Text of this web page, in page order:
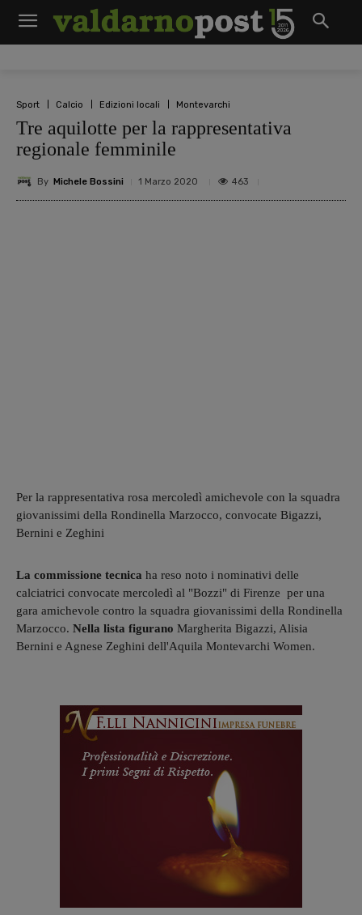
Sport Calcio Edizioni locali Montevarchi
Tre aquilotte per la rappresentativa
regionale femminile
By Michele Bossini 1 Marzo 2020 463
Per la rappresentativa rosa mercoledì amichevole con la squadra
giovanissimi della Rondinella Marzocco, convocate Bigazzi,
Bernini e Zeghini
La commissione tecnica ha reso noto i nominativi delle
calciatrici convocate mercoledì al "Bozzi" di Firenze per una
gara amichevole contro la squadra giovanissimi della Rondinella
Marzocco. Nella lista figurano Margherita Bigazzi, Alisia
Bernini e Agnese Zeghini dell'Aquila Montevarchi Women.